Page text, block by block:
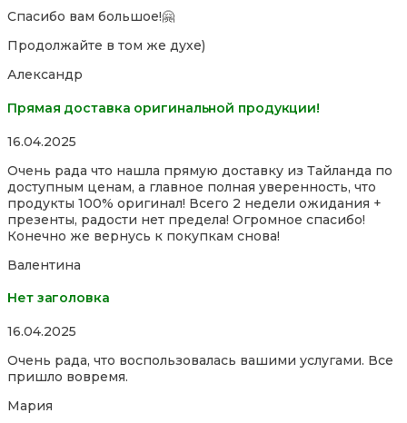
Спасибо вам большое!🤗
Продолжайте в том же духе)
Александр
Прямая доставка оригинальной продукции!
Rated
out
of
5
16.04.2025
Очень рада что нашла прямую доставку из Тайланда по
доступным ценам, а главное полная уверенность, что
продукты 100% оригинал! Всего 2 недели ожидания +
презенты, радости нет предела! Огромное спасибо!
Конечно же вернусь к покупкам снова!
Валентина
Нет заголовка
Rated
out
of
16.04.2025
Очень рада, что воспользовалась вашими услугами. Все
пришло вовремя.
Мария